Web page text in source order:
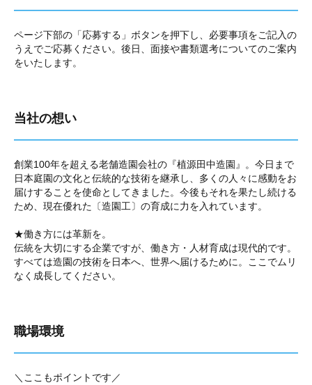
ページ下部の「応募する」ボタンを押下し、必要事項をご記入の
うえでご応募ください。後日、面接や書類選考についてのご案内
をいたします。
当社の想い
創業100年を超える老舗造園会社の『植源田中造園』。今日まで
日本庭園の文化と伝統的な技術を継承し、多くの人々に感動をお
届けすることを使命としてきました。今後もそれを果たし続ける
ため、現在優れた〔造園工〕の育成に力を入れています。
★働き方には革新を。
伝統を大切にする企業ですが、働き方・人材育成は現代的です。
すべては造園の技術を日本へ、世界へ届けるために。ここでムリ
なく成長してください。
職場環境
＼ここもポイントです／